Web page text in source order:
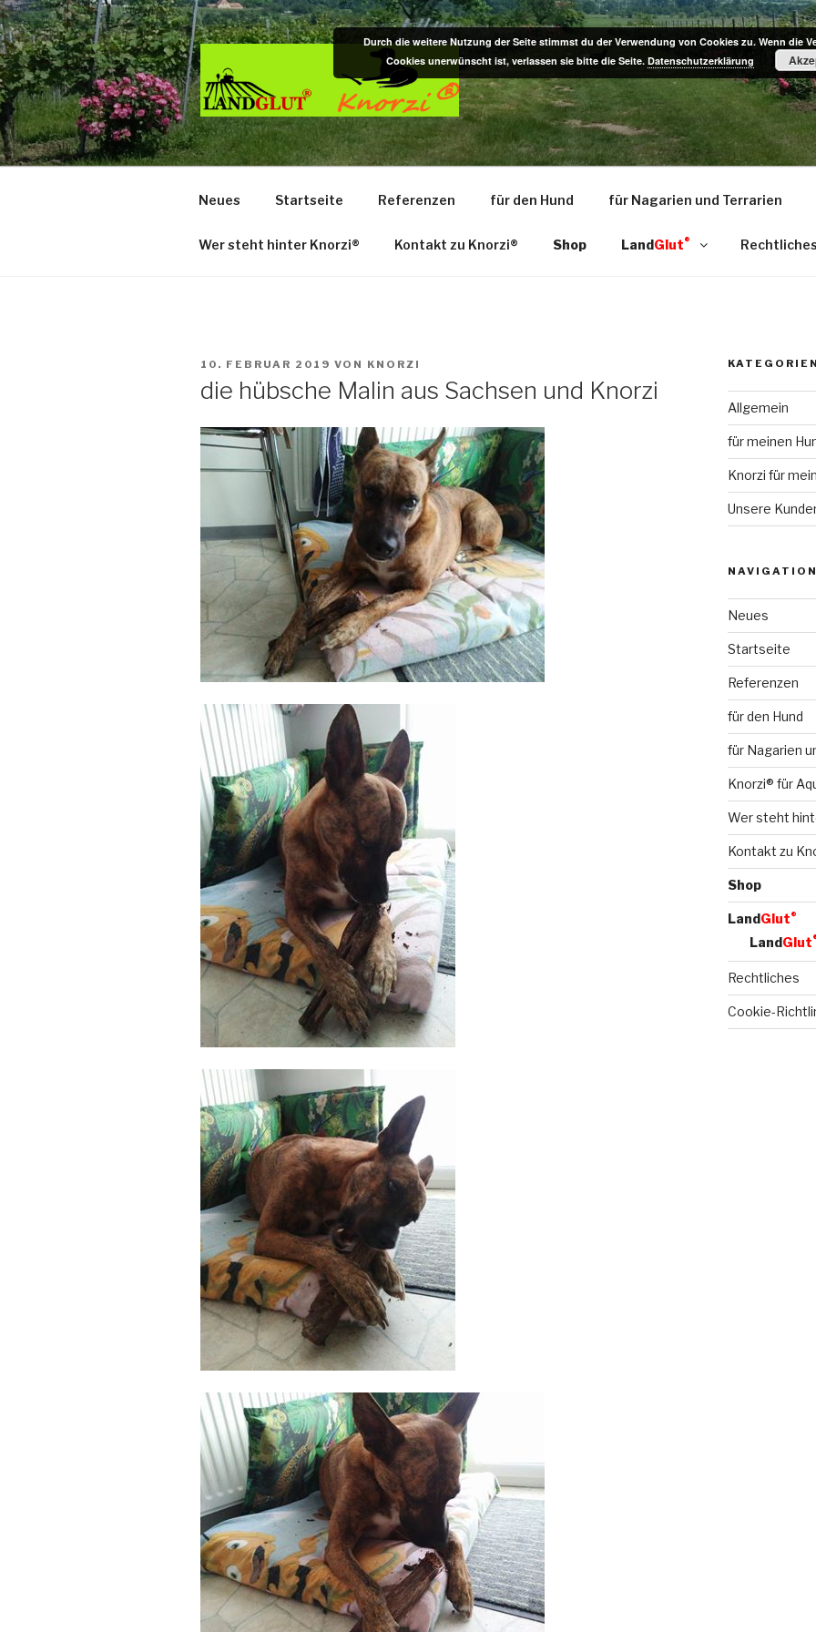
Zum
Inhalt
springen
DAS BIO KAUHOLZ AUS DER
Hundekauspielzeug / Zahnpflege- u. Kauholz / Dekoartikel f. Nagarium u. Terrarium – das
Neues Startseite Referenzen für den Hund für Nagarien und Terrarien
Wer steht hinter Knorzi® Kontakt zu Knorzi® Shop LandGlut®
VERÖFFENTLICHT
10. FEBRUAR 2019 VON KNORZI
die hübsche Malin aus Sachsen und Knorzi
Allgemein
für meinen
Knorzi für
Unsere
Neues
Startseite
Referenzen
für den Hund
für Nagarien
Knorzi® für
Wer steht
Kontakt zu
Shop
LandGlut®
LandGlut
Rechtliches
Cookie-
Durch die weitere Nutzung der Seite stimmst du der Verwendung von Cookies zu. Wenn die
Cookies unerwünscht ist, verlassen sie bitte die Seite. Datenschutzerklärung